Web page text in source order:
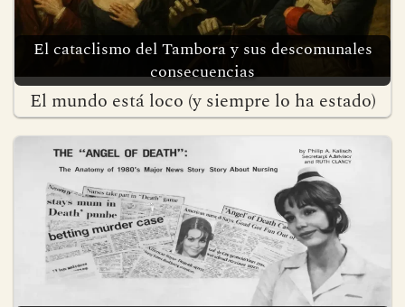
El cataclismo del Tambora y sus descomunales
consecuencias
El mundo está loco (y siempre lo ha estado)